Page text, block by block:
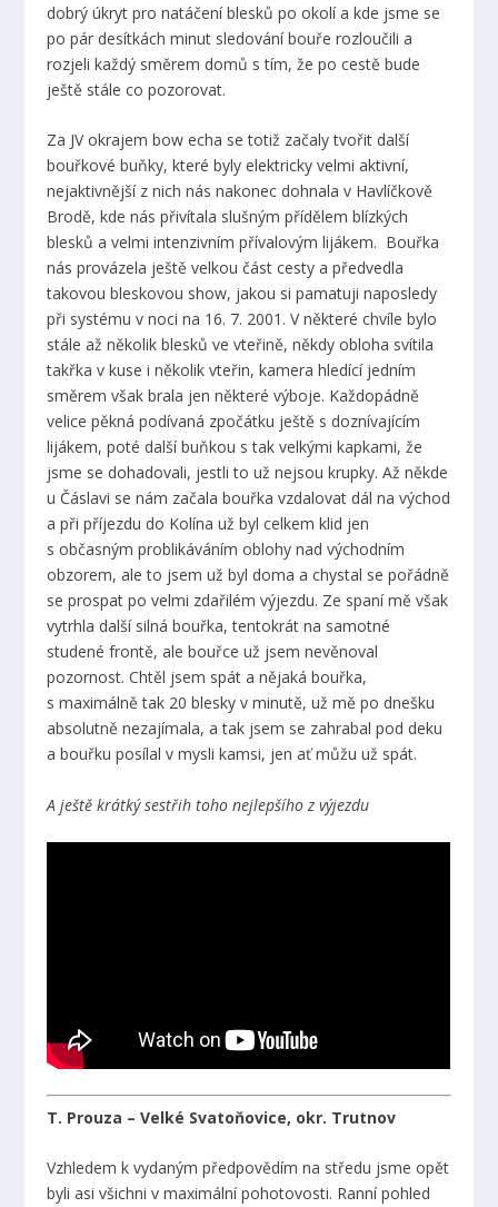
dobrý úkryt pro natáčení blesků po okolí a kde jsme se
po pár desítkách minut sledování bouře rozloučili a
rozjeli každý směrem domů s tím, že po cestě bude
ještě stále co pozorovat.
Za JV okrajem bow echa se totiž začaly tvořit další
bouřkové buňky, které byly elektricky velmi aktivní,
nejaktivnější z nich nás nakonec dohnala v Havlíčkově
Brodě, kde nás přivítala slušným přídělem blízkých
blesků a velmi intenzivním přívalovým lijákem. Bouřka
nás provázela ještě velkou část cesty a předvedla
takovou bleskovou show, jakou si pamatuji naposledy
při systému v noci na 16. 7. 2001. V některé chvíle bylo
stále až několik blesků ve vteřině, někdy obloha svítila
takřka v kuse i několik vteřin, kamera hledící jedním
směrem však brala jen některé výboje. Každopádně
velice pěkná podívaná zpočátku ještě s doznívajícím
lijákem, poté další buňkou s tak velkými kapkami, že
jsme se dohadovali, jestli to už nejsou krupky. Až někde
u Čáslavi se nám začala bouřka vzdalovat dál na východ
a při příjezdu do Kolína už byl celkem klid jen
s občasným problikáváním oblohy nad východním
obzorem, ale to jsem už byl doma a chystal se pořádně
se prospat po velmi zdařilém výjezdu. Ze spaní mě však
vytrhla další silná bouřka, tentokrát na samotné
studené frontě, ale bouřce už jsem nevěnoval
pozornost. Chtěl jsem spát a nějaká bouřka,
s maximálně tak 20 blesky v minutě, už mě po dnešku
absolutně nezajímala, a tak jsem se zahrabal pod deku
a bouřku posílal v mysli kamsi, jen ať můžu už spát.
A ještě krátký sestřih toho nejlepšího z výjezdu
T. Prouza – Velké Svatoňovice, okr. Trutnov
Vzhledem k vydaným předpovědím na středu jsme opět
byli asi všichni v maximální pohotovosti. Ranní pohled